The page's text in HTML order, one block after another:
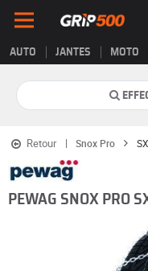
AUTO JANTES MOTO
Retour Snox Pro
PEWAG SNOX PRO